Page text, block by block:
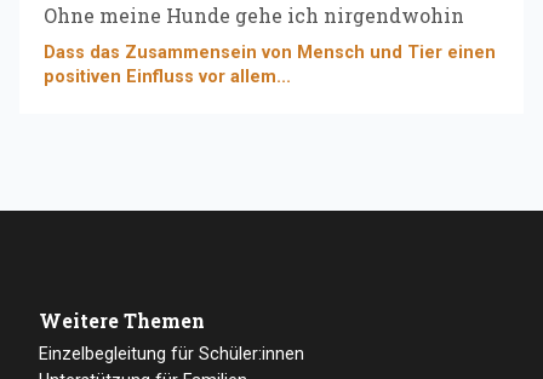
Ohne meine Hunde gehe ich nirgendwohin
Dass das Zusammensein von Mensch und Tier einen
positiven Einfluss vor allem...
Weitere Themen
Einzelbegleitung für Schüler:innen